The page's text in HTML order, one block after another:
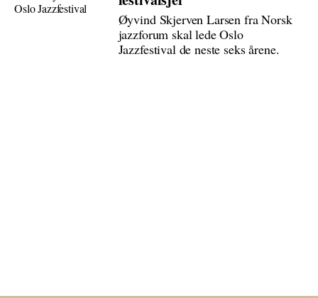
Øyvind Skjerven Larsen fra Norsk
jazzforum skal lede Oslo
Jazzfestival de neste seks årene.